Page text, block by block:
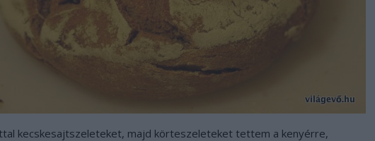
kecskesajtszeleteket, majd körteszeleteket tettem a kenyérre,